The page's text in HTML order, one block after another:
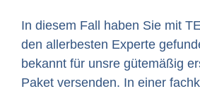
In diesem Fall haben Sie mit
den allerbesten Experte
bekannt für unsre gütemäßig
Paket versenden. In einer